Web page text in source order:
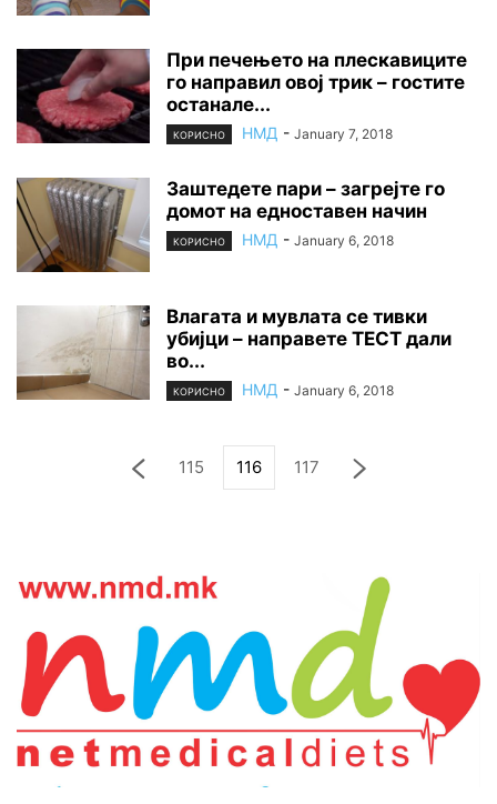
При печењето на плескавиците
го направил овој трик – гостите
останале...
КОРИСНО НМД - January 7, 2018
Заштедете пари – загрејте го
домот на едноставен начин
КОРИСНО НМД - January 6, 2018
Влагата и мувлата се тивки
yбијци – направете ТЕСТ дали
во...
КОРИСНО НМД - January 6, 2018
115 116 117